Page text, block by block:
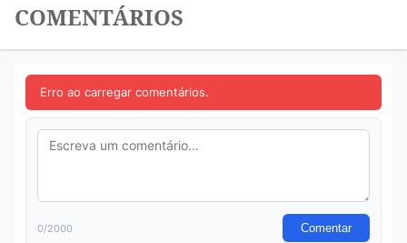
COMENTÁRIOS